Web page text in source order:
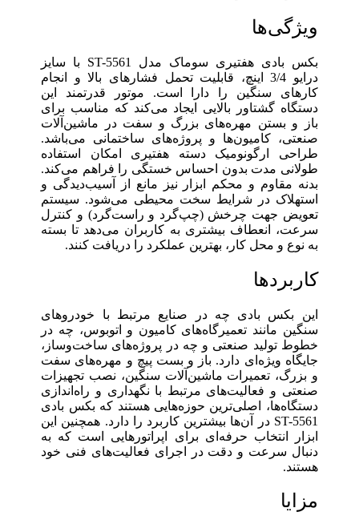
ویژگی‌ها
بکس بادی هفتیری سوماک مدل ST-5561 با سایز
درایو 3/4 اینچ، قابلیت تحمل فشارهای بالا و انجام
کارهای سنگین را دارا است. موتور قدرتمند این
دستگاه گشتاور بالایی ایجاد می‌کند که مناسب برای
باز و بستن مهره‌های بزرگ و سفت در ماشین‌آلات
صنعتی، کامیون‌ها و پروژه‌های ساختمانی می‌باشد.
طراحی ارگونومیک دسته هفتیری امکان استفاده
طولانی مدت بدون احساس خستگی را فراهم می‌کند.
بدنه مقاوم و محکم ابزار نیز مانع از آسیب‌دیدگی و
استهلاک در شرایط سخت محیطی می‌شود. سیستم
تعویض جهت چرخش (چپ‌گرد و راست‌گرد) و کنترل
سرعت، انعطاف بیشتری به کاربران می‌دهد تا بسته
به نوع و محل کار، بهترین عملکرد را دریافت کنند.
کاربردها
این بکس بادی چه در صنایع مرتبط با خودروهای
سنگین مانند تعمیرگاه‌های کامیون و اتوبوس، چه در
خطوط تولید صنعتی و چه در پروژه‌های ساخت‌وساز،
جایگاه ویژه‌ای دارد. باز و بست پیچ و مهره‌های سفت
و بزرگ، تعمیرات ماشین‌آلات سنگین، نصب تجهیزات
صنعتی و فعالیت‌های مرتبط با نگهداری و راه‌اندازی
دستگاه‌ها، اصلی‌ترین حوزه‌هایی هستند که بکس بادی
ST-5561 در آن‌ها بیشترین کاربرد را دارد. همچنین این
ابزار انتخاب حرفه‌ای برای اپراتورهایی است که به
دنبال سرعت و دقت در اجرای فعالیت‌های فنی خود
هستند.
مزایا